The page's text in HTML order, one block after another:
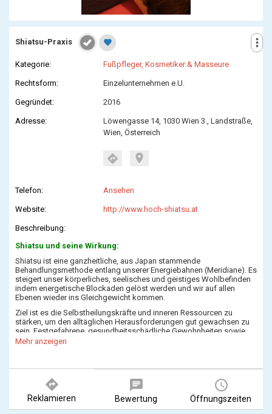
more_vert
Shiatsu-Praxis favorite
Kategorie: Fußpfleger, Kosmetiker & Masseure
Rechtsform: Einzelunternehmen e.U.
Gegründet: 2016
Adresse:
Löwengasse 14, 1030 Wien 3., Landstraße,
Wien, Österreich
directions location_on
Telefon: Ansehen
Website: http://www.hoch-shiatsu.at
Beschreibung:
Shiatsu und seine Wirkung:
Shiatsu ist eine ganzheitliche, aus Japan stammende
Behandlungsmethode entlang unserer Energiebahnen (Meridiane). Es
steigert unser körperliches, seelisches und geistiges Wohlbefinden
indem energetische Blockaden gelöst werden und wir auf allen
Ebenen wieder ins Gleichgewicht kommen.
Ziel ist es die Selbstheilungskräfte und inneren Ressourcen zu
stärken, um den alltäglichen Herausforderungen gut gewachsen zu
sein. Festgefahrene, gesundheitsschädliche Gewohnheiten sowie
Denk- und Verhaltensmuster können losgelassen werden. Es
Immunsystem, die Atmung und den Muskeltonus. Die
Leistungsfähigkeit wird verbessert und man wird stressresistenter.
Mehr anzeigen
directions
Reklamieren
chat
Bewertung
query_builder
Öffnungszeiten